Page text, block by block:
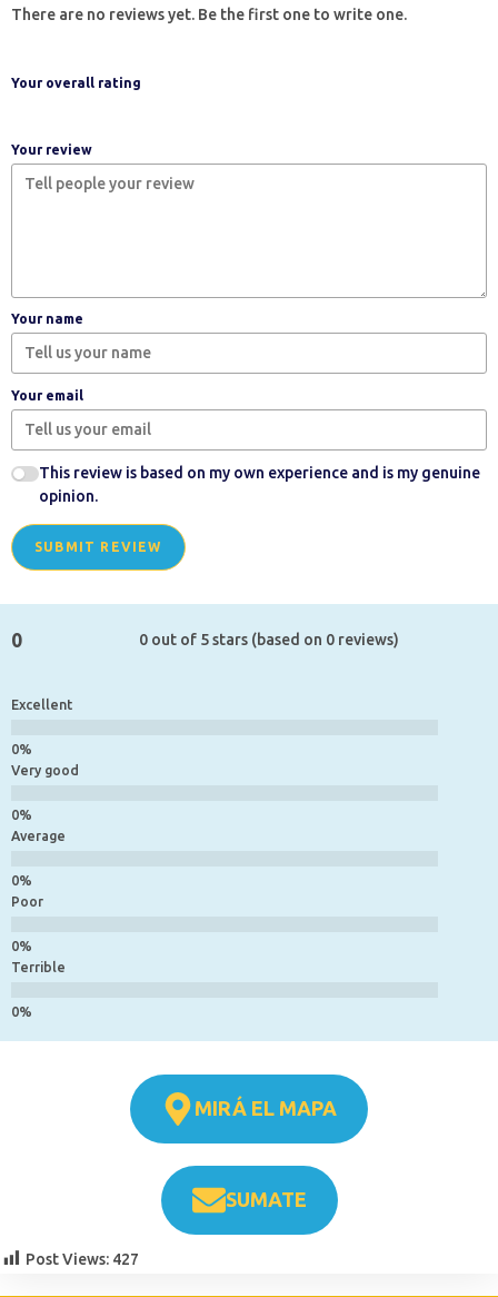
There are no reviews yet. Be the first one to write one.
Your overall rating
Your review
Your name
Your email
This review is based on my own experience and is my genuine
opinion.
SUBMIT REVIEW
0 0 out of 5 stars (based on 0 reviews)
Excellent
Very good
Average
Poor
Terrible
MIRÁ EL MAPA
SUMATE
Post Views: 427